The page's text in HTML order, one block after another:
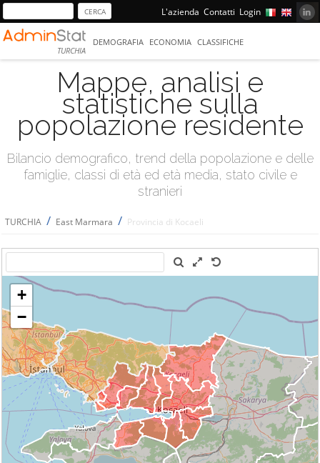
L'azienda Contatti Login
TURCHIA
DEMOGRAFIA ECONOMIA CLASSIFICHE
Mappe, analisi e
statistiche sulla
popolazione residente
Bilancio demografico, trend della popolazione e delle
famiglie, classi di età ed età media, stato civile e
stranieri
TURCHIA / East Marmara / Provincia di Kocaeli